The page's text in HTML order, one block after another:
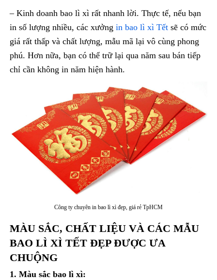
– Kinh doanh bao lì xì rất nhanh lời. Thực tế, nếu bạn
in số lượng nhiều, các xưởng in bao lì xì Tết sẽ có mức
giá rất thấp và chất lượng, mẫu mã lại vô cùng phong
phú. Hơn nữa, bạn có thể trữ lại qua năm sau bán tiếp
chỉ cần không in năm hiện hành.
Công ty chuyên in bao lì xì đẹp, giá rẻ TpHCM
MÀU SẮC, CHẤT LIỆU VÀ CÁC MẪU
BAO LÌ XÌ TẾT ĐẸP ĐƯỢC ƯA
CHUỘNG
1. Màu sắc bao lì xì: